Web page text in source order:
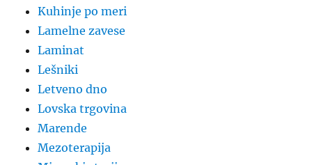
Kuhinje po meri
Lamelne zavese
Laminat
Lešniki
Letveno dno
Lovska trgovina
Marende
Mezoterapija